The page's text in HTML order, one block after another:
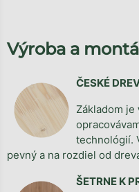
Výroba a
ČESKÉ
Základom je
technológií.
pevný a na rozdiel od
ŠETRNE K